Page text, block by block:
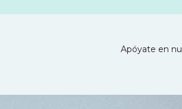
Apóyate en